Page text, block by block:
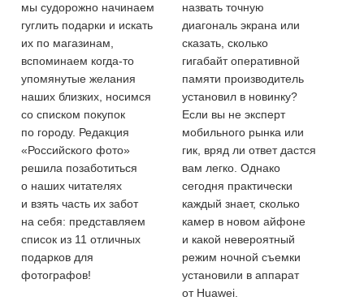
мы судорожно начинаем
гуглить подарки и искать
их по магазинам,
вспоминаем когда-то
упомянутые желания
наших близких, носимся
со списком покупок
по городу. Редакция
«Российского фото»
решила позаботиться
о наших читателях
и взять часть их забот
на себя: представляем
список из 11 отличных
подарков для
фотографов!
назвать точную
диагональ экрана или
сказать, сколько
гигабайт оперативной
памяти производитель
установил в новинку?
Если вы не эксперт
мобильного рынка или
гик, вряд ли ответ дастся
вам легко. Однако
сегодня практически
каждый знает, сколько
камер в новом айфоне
и какой невероятный
режим ночной съемки
установили в аппарат
от Huawei.